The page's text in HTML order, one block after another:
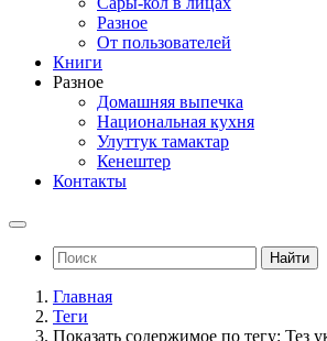
Разное
От пользователей
Книги
Разное
Домашняя выпечка
Национальная кухня
Улуттук тамактар
Кенештер
Контакты
Найти
Главная
Теги
Показать содержимое по тегу: Тез